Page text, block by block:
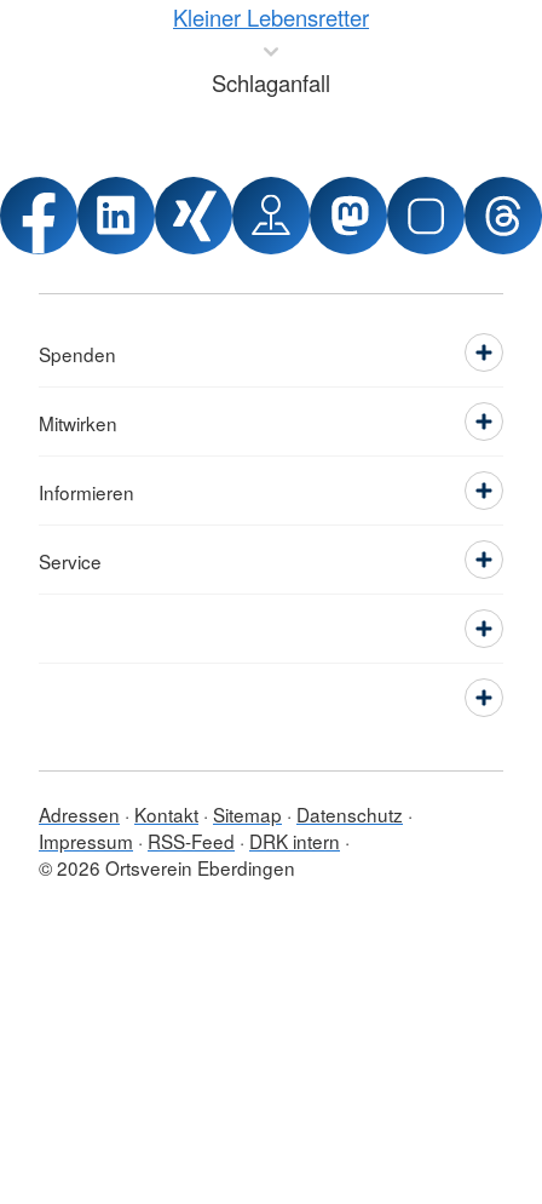
Kleiner Lebensretter
Schlaganfall
Spenden
Mitwirken
Informieren
Service
Adressen Kontakt Sitemap
Datenschutz
Impressum
RSS-Feed
DRK intern
© 2026 Ortsverein Eberdingen